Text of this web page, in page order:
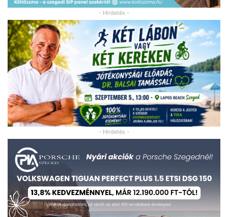
- Hirdetés -
- Hirdetés -